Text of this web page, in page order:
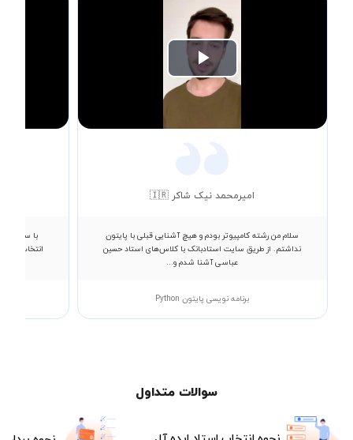
Play
امیرمحمد نیک شاکر 🇮🇷
سلام من رشته کامپیوتر بودم و هیچ آشنایی قبلی با پایتون
نداشتم. از طریق سایت استادبانک با کلاس‌های استاد حسین
عباسی آشنا شدم و...
برنامه نویسی پایتون Python
با سلام
انتخاب
سوالات متداول